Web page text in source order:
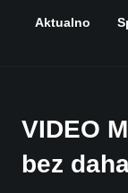
Aktualno
VIDEO
bez